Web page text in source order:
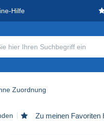
Hilfe
Zuordnung
Zu meinen Favoriten